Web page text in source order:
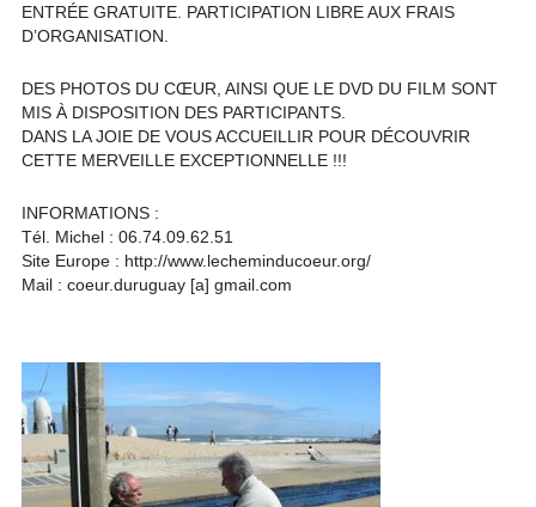
ENTRÉE GRATUITE. PARTICIPATION LIBRE AUX FRAIS
D’ORGANISATION.
DES PHOTOS DU CŒUR, AINSI QUE LE DVD DU FILM SONT
MIS À DISPOSITION DES PARTICIPANTS.
DANS LA JOIE DE VOUS ACCUEILLIR POUR DÉCOUVRIR
CETTE MERVEILLE EXCEPTIONNELLE !!!
INFORMATIONS :
Tél. Michel : 06.74.09.62.51
Site Europe : http://www.lecheminducoeur.org/
Mail : coeur.duruguay [a] gmail.com